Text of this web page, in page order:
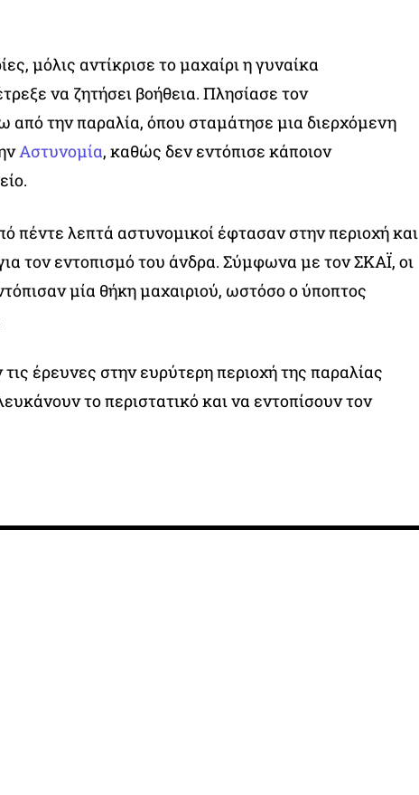
μόλις αντίκρισε το μαχαίρι η γυναίκα
να ζητήσει βοήθεια. Πλησίασε τον
από την παραλία, όπου σταμάτησε μια διερχόμενη
Αστυνομία, καθώς δεν εντόπισε κάποιον
πέντε λεπτά αστυνομικοί έφτασαν στην περιοχή και
τον εντοπισμό του άνδρα. Σύμφωνα με τον ΣΚΑΪ, οι
μία θήκη μαχαιριού, ωστόσο ο ύποπτος
έρευνες στην ευρύτερη περιοχή της παραλίας
το περιστατικό και να εντοπίσουν τον